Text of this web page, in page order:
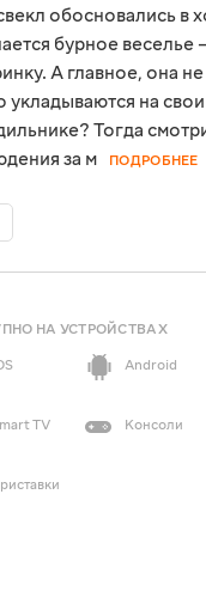
обосновались в
бурное
А главное, она
укладываются на
Тогда
за м
ПОДРОБНЕЕ
НА УСТРОЙСТВАХ
Android
TV Консоли